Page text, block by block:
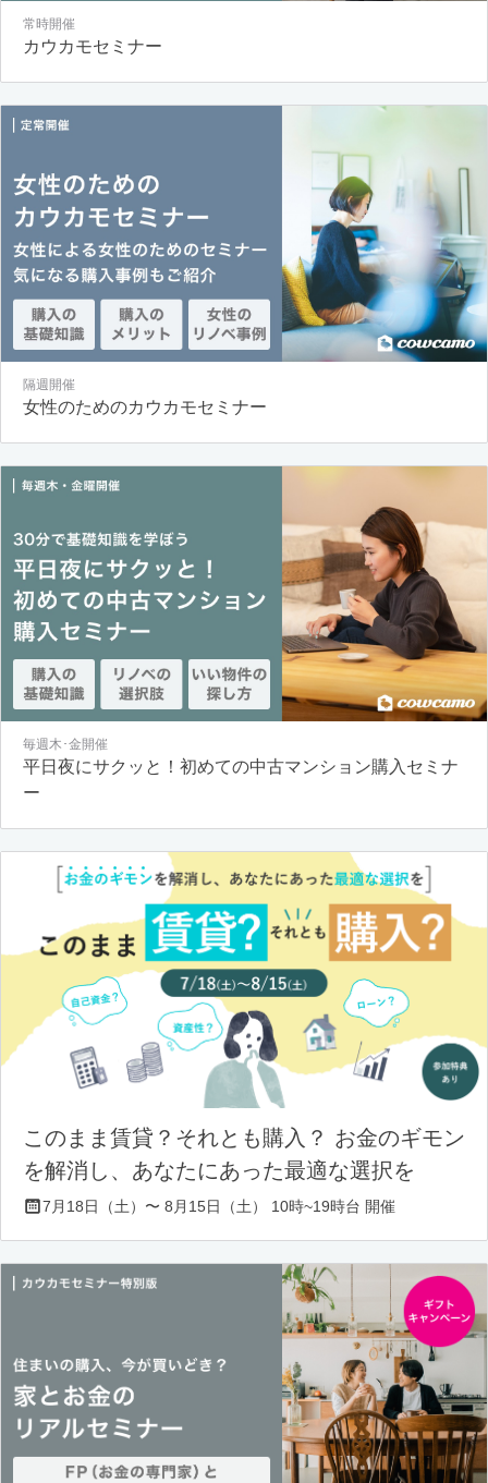
常時開催
カウカモセミナー
隔週開催
女性のためのカウカモセミナー
毎週木･金開催
平日夜にサクッと！初めての中古マンション購入セミナ
ー
このまま賃貸？それとも購入？ お金のギモン
を解消し、あなたにあった最適な選択を
7月18日（土）〜 8月15日（土） 10時~19時台 開催